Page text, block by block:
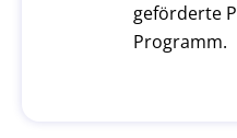
geförderte
Programm.